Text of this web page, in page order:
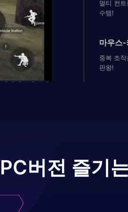
멀티 컨
수템!
마우스-
중복 조
판왕!
PC버전 즐기